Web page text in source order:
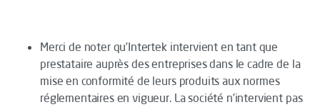
Merci de noter qu’Intertek intervient en tant que
prestataire auprès des entreprises dans le cadre de la
mise en conformité de leurs produits aux normes
réglementaires en vigueur. La société n’intervient pas